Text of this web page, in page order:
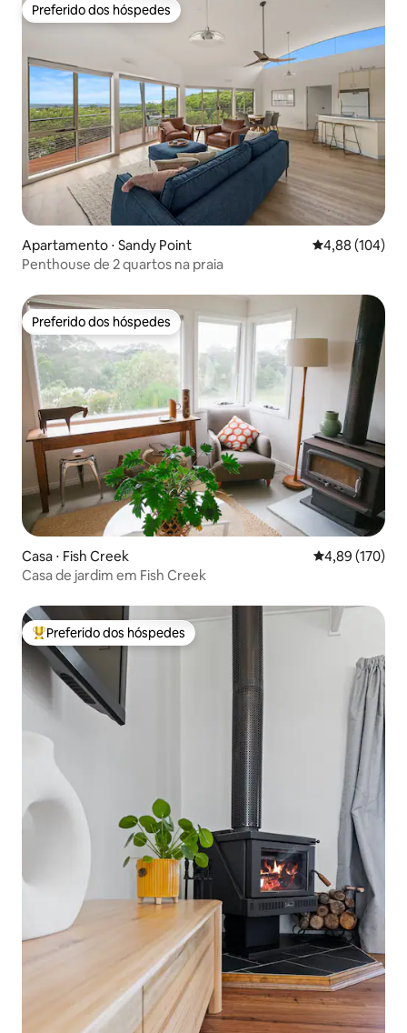
Preferido dos hóspedes
Preferido dos hóspedes
Apartamento ⋅ Sandy Point 4,88 de uma
4,88 (104)
Penthouse de 2 quartos na praia
Preferido dos hóspedes
Preferido dos hóspedes
Casa ⋅ Fish Creek 4,89 de uma
4,89 (170)
Casa de jardim em Fish Creek
Entre os melhores preferidos dos hóspedes
Preferido dos hóspedes